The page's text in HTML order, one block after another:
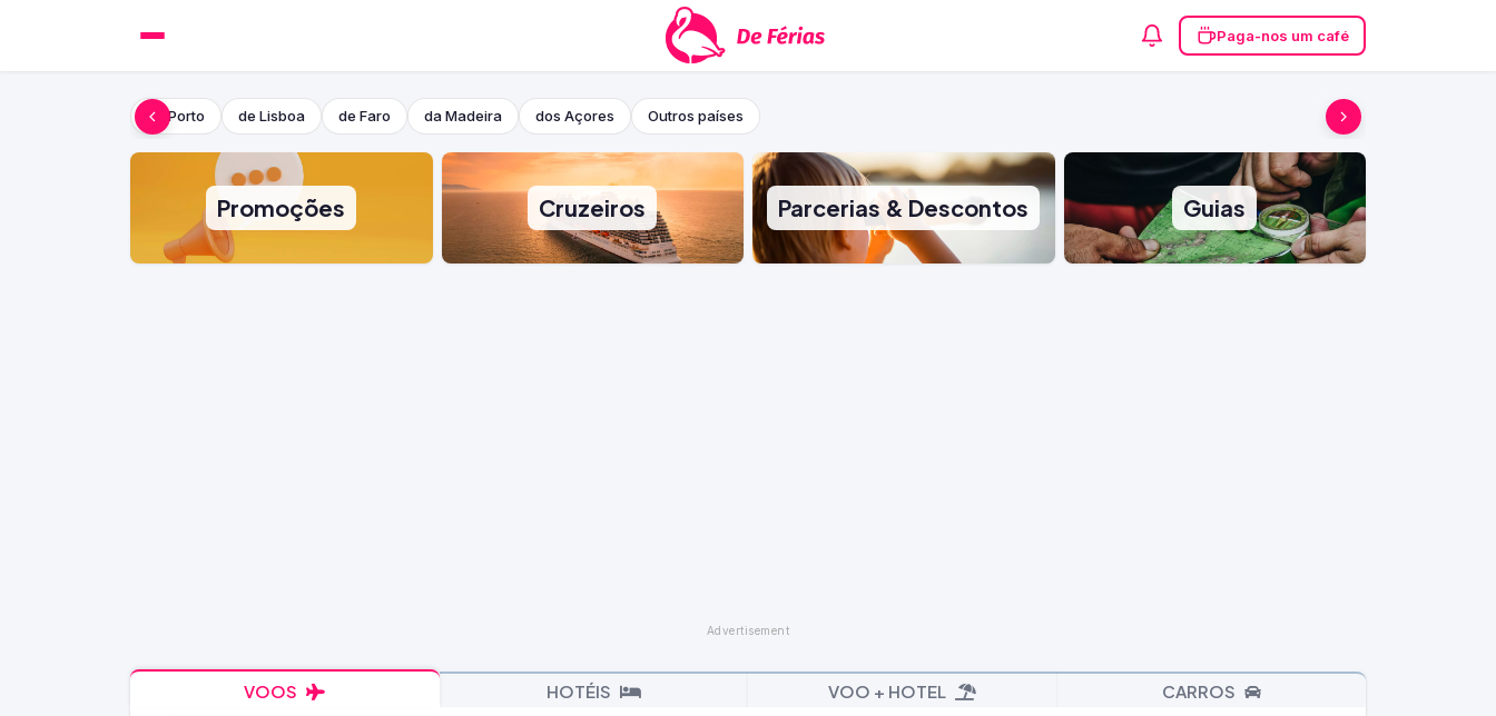
Paga-nos um café
do Porto de Lisboa de Faro da Madeira dos Açores Outros países
Promoções Cruzeiros Parcerias & Descontos Guias
VOOS HOTÉIS VOO + HOTEL CARROS